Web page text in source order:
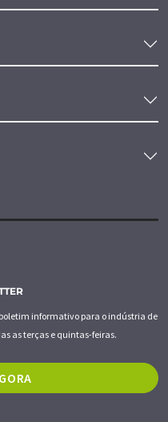
informativo para o indústria de
as terças e quintas-feiras.